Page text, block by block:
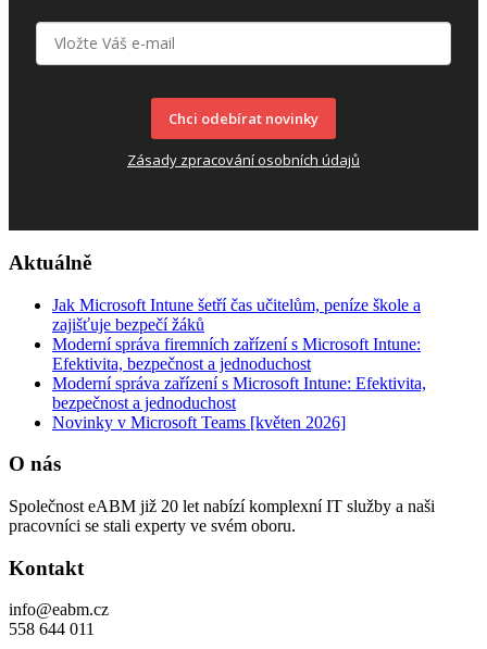
Chci odebírat novinky
Zásady zpracování osobních údajů
Aktuálně
Jak Microsoft Intune šetří čas učitelům, peníze škole a
zajišťuje bezpečí žáků
Moderní správa firemních zařízení s Microsoft Intune:
Efektivita, bezpečnost a jednoduchost
Moderní správa zařízení s Microsoft Intune: Efektivita,
bezpečnost a jednoduchost
Novinky v Microsoft Teams [květen 2026]
O nás
Společnost eABM již 20 let nabízí komplexní IT služby a naši
pracovníci se stali experty ve svém oboru.
Kontakt
info@eabm.cz
558 644 011